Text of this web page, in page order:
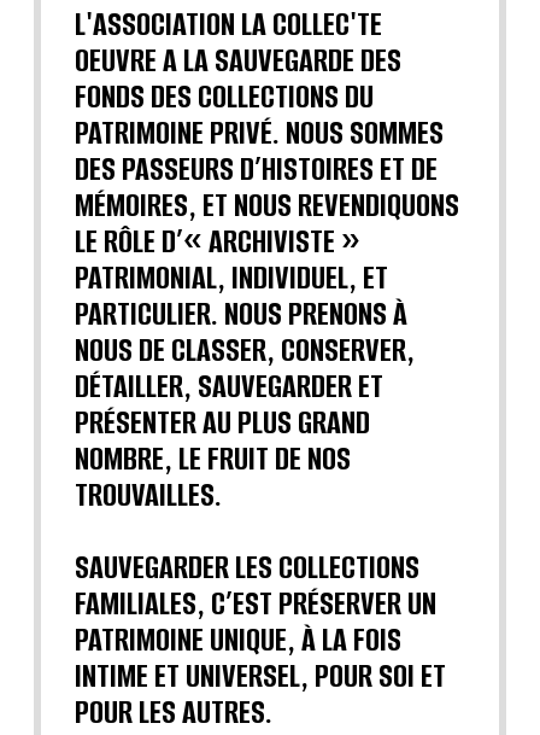
L'ASSOCIATION LA COLLEC'TE
OEUVRE A LA SAUVEGARDE DES
FONDS DES COLLECTIONS DU
PATRIMOINE PRIVÉ. NOUS SOMMES
DES PASSEURS D’HISTOIRES ET DE
MÉMOIRES, ET NOUS REVENDIQUONS
LE RÔLE D’« ARCHIVISTE »
PATRIMONIAL, INDIVIDUEL, ET
PARTICULIER. NOUS PRENONS À
NOUS DE CLASSER, CONSERVER,
DÉTAILLER, SAUVEGARDER ET
PRÉSENTER AU PLUS GRAND
NOMBRE, LE FRUIT DE NOS
TROUVAILLES.
SAUVEGARDER LES COLLECTIONS
FAMILIALES, C’EST PRÉSERVER UN
PATRIMOINE UNIQUE, À LA FOIS
INTIME ET UNIVERSEL, POUR SOI ET
POUR LES AUTRES.